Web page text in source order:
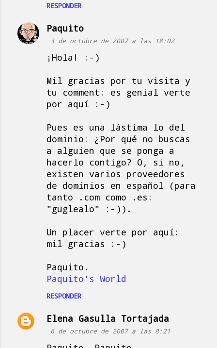
RESPONDER
Paquito
3 de octubre de 2007 a las 18:02
¡Hola! :-)
Mil gracias por tu visita y
tu comment: es genial verte
por aquí :-)
Pues es una lástima lo del
dominio: ¿Por qué no buscas
a alguien que se ponga a
hacerlo contigo? O, si no,
existen varios proveedores
de dominios en español (para
tanto .com como .es:
"guglealo" :-)).
Un placer verte por aquí:
mil gracias :-)
Paquito.
Paquito's World
RESPONDER
Elena Gasulla Tortajada
6 de octubre de 2007 a las 8:21